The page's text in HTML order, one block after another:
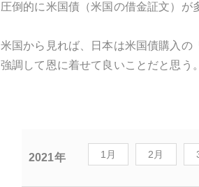
圧倒的に米国債（米国の借金証文）が
米国から見れば、日本は米国債購入の
強調して恩に着せて良いことだと思う。
2021年 1月 2月